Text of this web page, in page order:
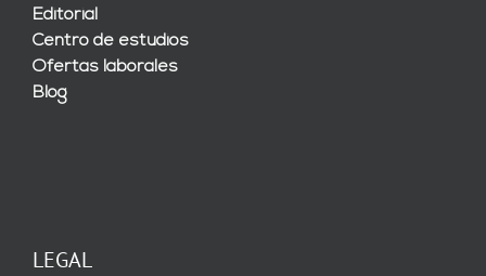
Editorial
Centro de estudios
Ofertas laborales
Blog
LEGAL